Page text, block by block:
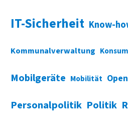
IT-Sicherheit Know-
Kommunalverwaltung
Mobilgeräte Mobilität
Personalpolitik Politik